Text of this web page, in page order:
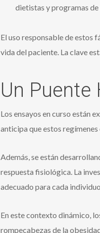
dietistas y programas
El uso responsable de estos
vida del paciente. La clave
Un Puente
Los ensayos en curso están
anticipa que estos
Además, se están
respuesta fisiológica. La
adecuado para cada
En este contexto dinámico,
rompecabezas de la